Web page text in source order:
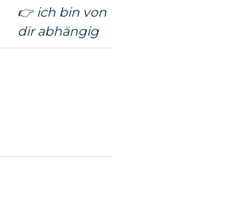
👉 ich bin von
dir abhängig